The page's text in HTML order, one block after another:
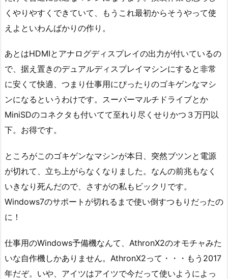
くやりやすくできていて、もうこれ最初からそうやって使
えよといわんばかりの作り。
あとはHDMIとアナログディスプレイの出力が付いているの
で、据え置きのデュアルディスプレイマシンにすると非常
に安くて快適、つまり仕事用にぴったりのゴキゲンなマシ
ンになるというわけです。スーパーマルチドライブとか
MiniSDのコネクタも付いてて至れり尽くせりかつ３万円以
下。お得です。
ところがこのゴキゲンなマシンが本日、突然ブツンと電源
が切れて、立ち上がらなくなりました。なんの前兆もなく
いきなり死んだので、さすがの私もビックリです。
Windows7のサポートが切れるまで使い倒すつもりだったの
に！
仕事用のWindows予備機なんて、AthronX2のオモチャみた
いな自作機しかありません。AthronX2って・・・もう2017
年だぞ。いや、アイツはアイツで今だって使いようによっ